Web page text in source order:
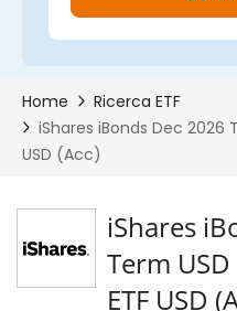
iShares
Term
ETF USD